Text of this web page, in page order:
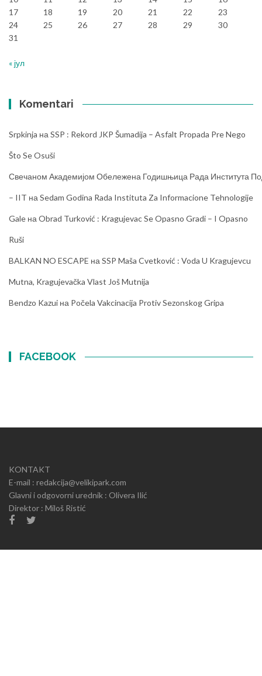
17
18 19 20 21 22
23
24
25 26 27 28 29
30
31
« јул
Komentari
Srpkinja на SSP : Rekord JKP Šumadija – Asfalt Propada Pre Nego
Što Se Osuši
Свечаном Академијом Обележена Годишњица Рада Института
– IIT на Sedam Godina Rada Instituta Za Informacione Tehnologije
Gale на Obrad Turković : Kragujevac Se Opasno Gradi – I Opasno
Ruši
BALKAN NO ESCAPE на SSP Maša Cvetković : Voda U Kragujevcu
Mutna, Kragujevačka Vlast Još Mutnija
Bendzo Kazui на Počela Vakcinacija Protiv Sezonskog Gripa
FACEBOOK
KONTAKT
E-mail : redakcija@velikipark.com
Glavni i odgovorni urednik : Olivera Ilić
Direktor : Miloš Ristić